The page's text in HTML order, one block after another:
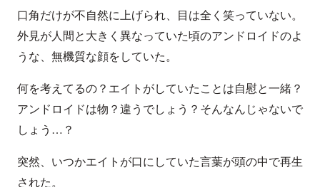
口角だけが不自然に上げられ、目は全く笑っていない。
外見が人間と大きく異なっていた頃のアンドロイドのよ
うな、無機質な顔をしていた。
何を考えてるの？エイトがしていたことは自慰と一緒？
アンドロイドは物？違うでしょう？そんなんじゃないで
しょう…？
突然、いつかエイトが口にしていた言葉が頭の中で再生
された。